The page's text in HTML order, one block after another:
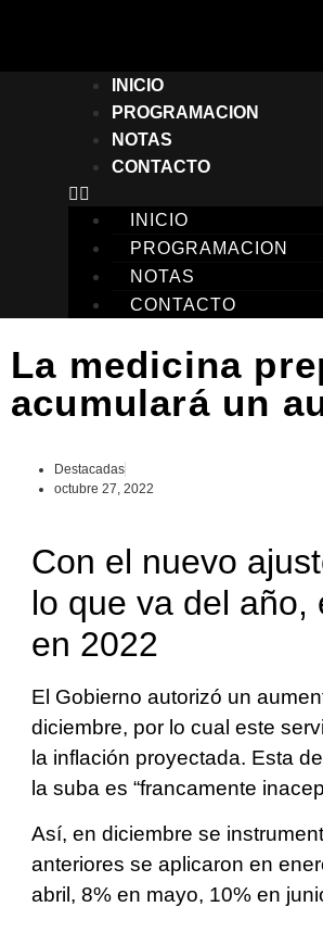
INICIO
PROGRAMACION
NOTAS
CONTACTO
INICIO
PROGRAMACION
NOTAS
CONTACTO
La medicina
acumulará un
Destacadas
octubre 27, 2022
Con el nuevo
lo que va del año,
en 2022
El Gobierno autorizó un
diciembre, por lo cual este
la inflación proyectada. Esta
la suba es “francamente
Así, en diciembre se
anteriores se aplicaron en
abril, 8% en mayo, 10% en